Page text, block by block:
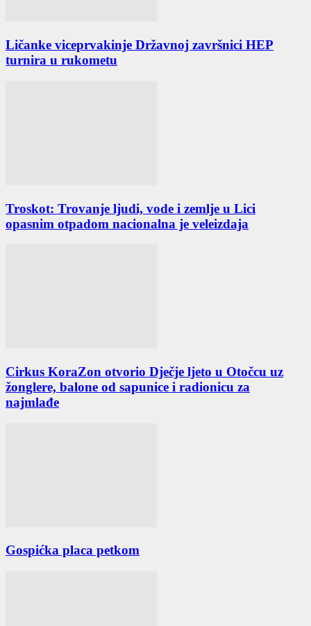
Ličanke viceprvakinje Državnoj završnici HEP
turnira u rukometu
Troskot: Trovanje ljudi, vode i zemlje u Lici
opasnim otpadom nacionalna je veleizdaja
Cirkus KoraZon otvorio Dječje ljeto u Otočcu uz
žonglere, balone od sapunice i radionicu za
najmlađe
Gospićka placa petkom